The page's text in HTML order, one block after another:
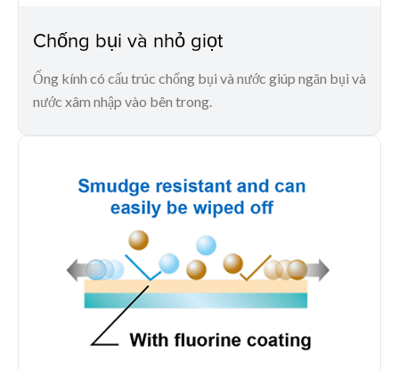
Chống bụi và nhỏ giọt
Ống kính có cấu trúc chống bụi và nước giúp ngăn bụi và
nước xâm nhập vào bên trong.